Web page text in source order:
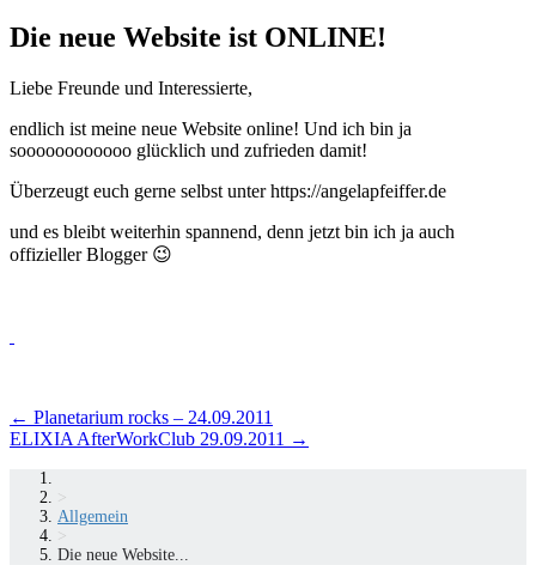
Die neue Website ist ONLINE!
Liebe Freunde und Interessierte,
endlich ist meine neue Website online! Und ich bin ja
soooooooooooo glücklich und zufrieden damit!
Überzeugt euch gerne selbst unter https://angelapfeiffer.de
und es bleibt weiterhin spannend, denn jetzt bin ich ja auch
offizieller Blogger 😉
Beitragsnavigation
← Planetarium rocks – 24.09.2011
ELIXIA AfterWorkClub 29.09.2011 →
>
Allgemein
>
Die neue Website...